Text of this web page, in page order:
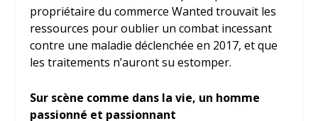
propriétaire du commerce Wanted trouvait les
ressources pour oublier un combat incessant
contre une maladie déclenchée en 2017, et que
les traitements n’auront su estomper.
Sur scène comme dans la vie, un homme
passionné et passionnant